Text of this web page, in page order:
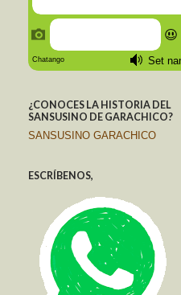
¿CONOCES LA HISTORIA DEL
SANSUSINO DE GARACHICO?
SANSUSINO GARACHICO
ESCRÍBENOS,